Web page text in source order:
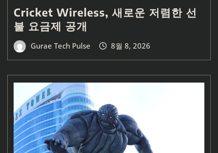
Cricket Wireless, 새로운 저렴한 선
불 요금제 공개
Gurae Tech Pulse 8월 8, 2026